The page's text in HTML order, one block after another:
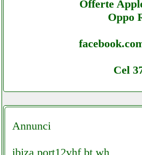
Offerte
Oppo
Cel
Annunci
ibiza port12vhf bt wh